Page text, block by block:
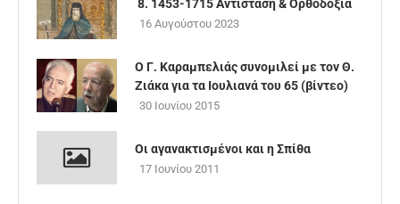
8. 1453-1715 Αντίσταση & Ορθοδοξία
16 Αυγούστου 2023
Ο Γ. Καραμπελιάς συνομιλεί με τον Θ.
Ζιάκα για τα Ιουλιανά του 65 (βίντεο)
30 Ιουνίου 2015
Οι αγανακτισμένοι και η Σπίθα
17 Ιουνίου 2011